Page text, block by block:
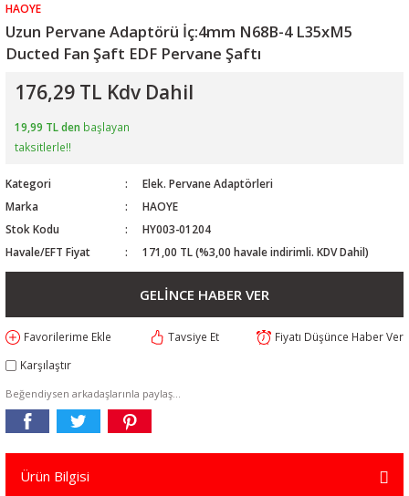
HAOYE
Uzun Pervane Adaptörü İç:4mm N68B-4 L35xM5
Ducted Fan Şaft EDF Pervane Şaftı
176,29 TL Kdv Dahil
19,99 TL den başlayan
taksitlerle!!
Kategori
Elek. Pervane Adaptörleri
Marka
HAOYE
Stok Kodu
HY003-01204
Havale/EFT Fiyat
171,00 TL (%3,00 havale indirimli. KDV Dahil)
GELİNCE HABER VER
Tavsiye Et
Fiyatı Düşünce Haber Ver
Karşılaştır
Beğendiysen arkadaşlarınla paylaş...
Ürün Bilgisi